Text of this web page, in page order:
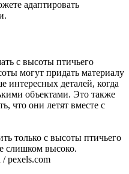
адаптировать
с высоты птичьего
могут придать материалу
интересных деталей, когда
объектами. Это также
что они летят вместе с
только с высоты птичьего
слишком высоко.
pexels.com